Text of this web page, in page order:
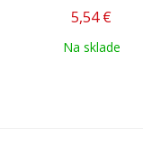
5,54 €
Na sklade